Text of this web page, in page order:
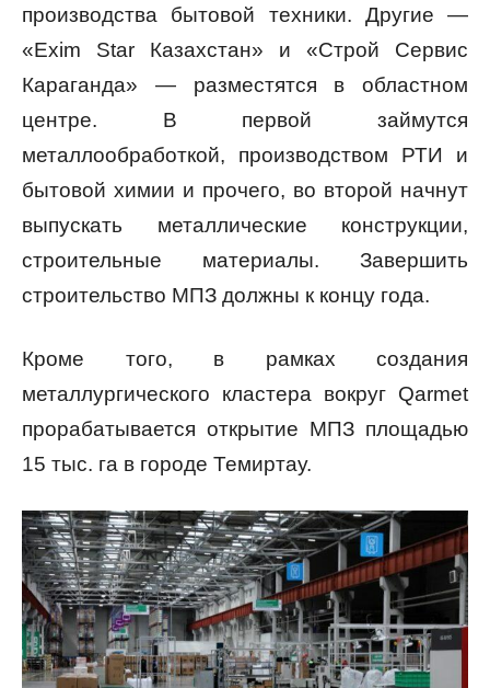
производства бытовой техники. Другие —
«Exim Star Казахстан» и «Строй Сервис
Караганда» — разместятся в областном
центре. В первой займутся
металлообработкой, производством РТИ и
бытовой химии и прочего, во второй начнут
выпускать металлические конструкции,
строительные материалы. Завершить
строительство МПЗ должны к концу года.
Кроме того, в рамках создания
металлургического кластера вокруг Qarmet
прорабатывается открытие МПЗ площадью
15 тыс. га в городе Темиртау.